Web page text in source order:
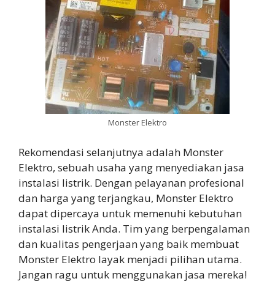
Monster Elektro
Rekomendasi selanjutnya adalah Monster
Elektro, sebuah usaha yang menyediakan jasa
instalasi listrik. Dengan pelayanan profesional
dan harga yang terjangkau, Monster Elektro
dapat dipercaya untuk memenuhi kebutuhan
instalasi listrik Anda. Tim yang berpengalaman
dan kualitas pengerjaan yang baik membuat
Monster Elektro layak menjadi pilihan utama.
Jangan ragu untuk menggunakan jasa mereka!